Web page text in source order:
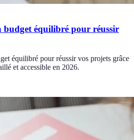
budget équilibré pour réussir
équilibré pour réussir vos projets grâce
et accessible en 2026.